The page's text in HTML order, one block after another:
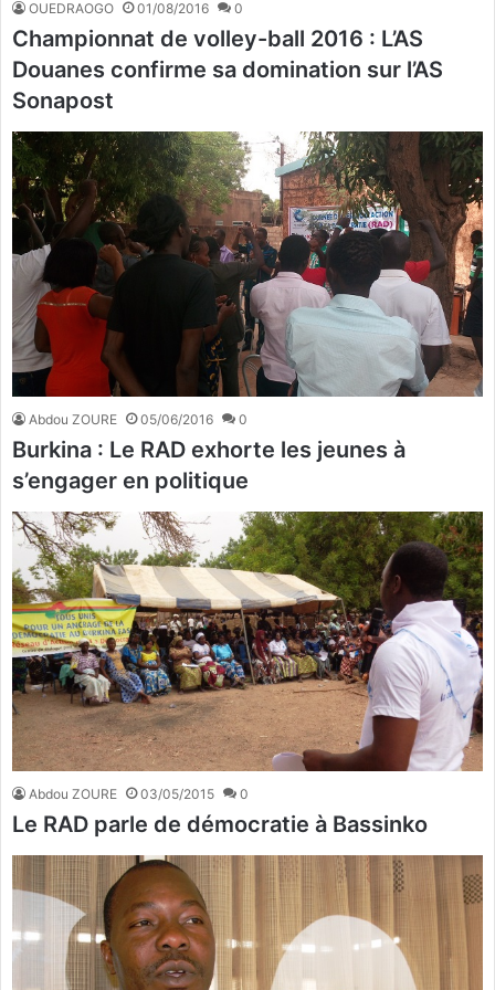
OUEDRAOGO 01/08/2016 0
Championnat de volley-ball 2016 : L’AS
Douanes confirme sa domination sur l’AS
Sonapost
Abdou ZOURE 05/06/2016 0
Burkina : Le RAD exhorte les jeunes à
s’engager en politique
Abdou ZOURE 03/05/2015 0
Le RAD parle de démocratie à Bassinko